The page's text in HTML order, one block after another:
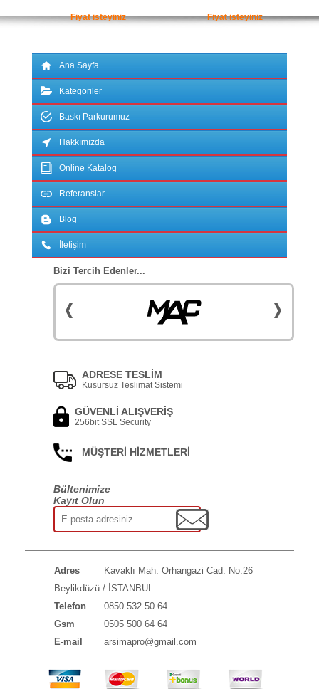
Fiyat isteyiniz Fiyat isteyiniz
Ana Sayfa
Kategoriler
Baskı Parkurumuz
Hakkımızda
Online Katalog
Referanslar
Blog
İletişim
Bizi Tercih Edenler...
ADRESE TESLİM
Kusursuz Teslimat Sistemi
GÜVENLİ ALIŞVERİŞ
256bit SSL Security
MÜŞTERİ HİZMETLERİ
Bültenimize
Kayıt Olun
Adres
Kavaklı Mah. Orhangazi Cad. No:26
Beylikdüzü / İSTANBUL
Telefon
0850 532 50 64
Gsm
0505 500 64 64
E-mail
arsimapro@gmail.com